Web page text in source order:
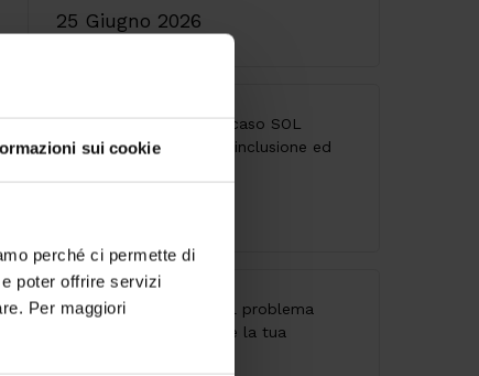
sui cookie
perché ci permette di
poter offrire servizi
Per maggiori
25 Giugno 2026
Accessibilità digitale: il caso SOL
Veritas tra innovazione, inclusione ed
API senza governance: il problema
invisibile che indebolisce la tua